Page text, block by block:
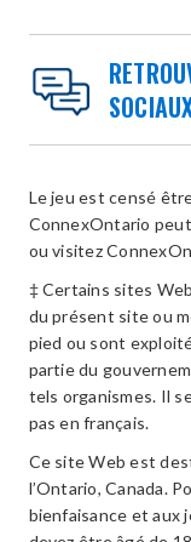
Le jeu est censé
ConnexOntario
ou visitez
‡ Certains sites
du présent site ou
pied ou sont
partie du
tels organismes. Il
pas en français.
Ce site Web est
l’Ontario, Canada.
bienfaisance et aux